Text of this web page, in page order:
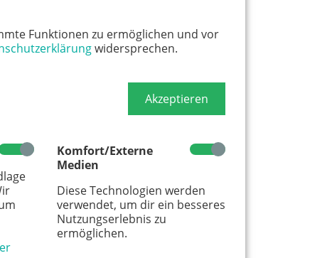
Funktionen zu ermöglichen und vor
widersprechen.
Akzeptieren
Komfort/Externe
Medien
Diese Technologien werden
verwendet, um dir ein besseres
Nutzungserlebnis zu
ermöglichen.